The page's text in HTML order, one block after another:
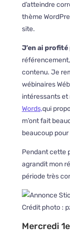
d’atteindre
thème
site.
J’en ai
contenu. Je
wébinaires
intéressants et
Words,qui
m’ont fait
beaucoup
Pendant cette
agrandit mon
période très
Crédit photo :
Mercredi